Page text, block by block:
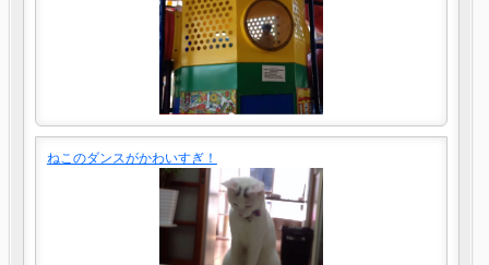
ねこのダンスがかわいすぎ！